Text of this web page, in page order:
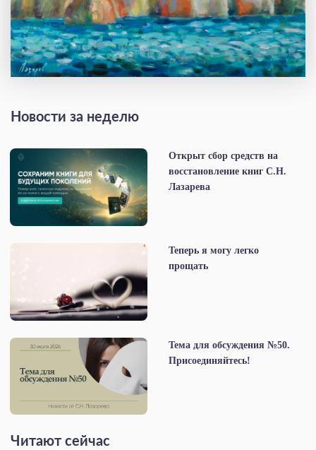
Новости за неделю
Открыт сбор средств на
восстановление книг С.Н.
Лазарева
Теперь я могу легко
прощать
Тема для обсуждения №50.
Присоединяйтесь!
Читают сейчас